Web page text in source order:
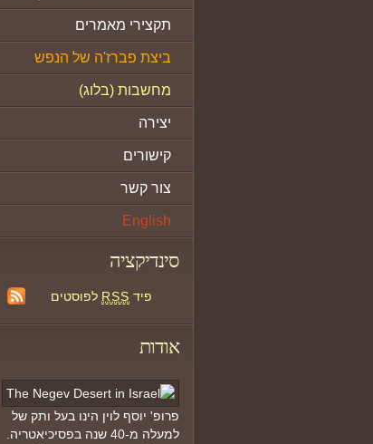
תקצירי מאמרים
ביצת פברז'ה של הנפש
מחשבות (בלוג)
יצירה
קישורים
צור קשר
English
סינדיקציה
פיד RSS לפוסטים
אודות
פרופ' יוסף לוין הינו בעל ותק של
למעלה מ-40 שנה בפסיכיאטריה.